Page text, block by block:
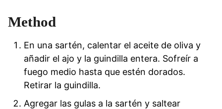
Method
En una sartén, calentar el aceite de oliva y
añadir el ajo y la guindilla entera. Sofreír a
fuego medio hasta que estén dorados.
Retirar la guindilla.
Agregar las gulas a la sartén y saltear